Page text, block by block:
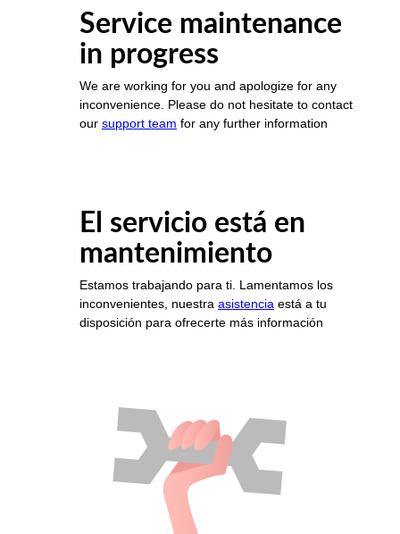
Service maintenance
in progress
We are working for you and apologize for any
inconvenience. Please do not hesitate to contact
our support team for any further information
El servicio está en
mantenimiento
Estamos trabajando para ti. Lamentamos los
inconvenientes, nuestra asistencia está a tu
disposición para ofrecerte más información